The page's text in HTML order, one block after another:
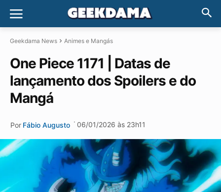
Geekdama News Animes e Mangás
One Piece 1171 | Datas de
lançamento dos Spoilers e do
Mangá
Por Fábio Augusto · 06/01/2026 às 23h11